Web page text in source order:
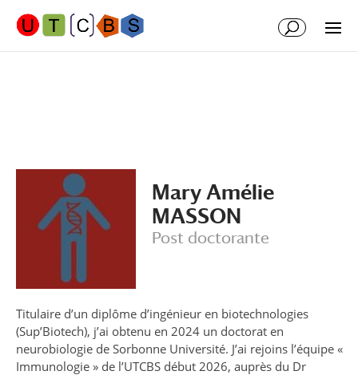
Mary Amélie
MASSON
Post doctorante
Titulaire d’un diplôme d’ingénieur en biotechnologies
(Sup’Biotech), j’ai obtenu en 2024 un doctorat en
neurobiologie de Sorbonne Université. J’ai rejoins l’équipe «
Immunologie » de l’UTCBS début 2026, auprès du Dr